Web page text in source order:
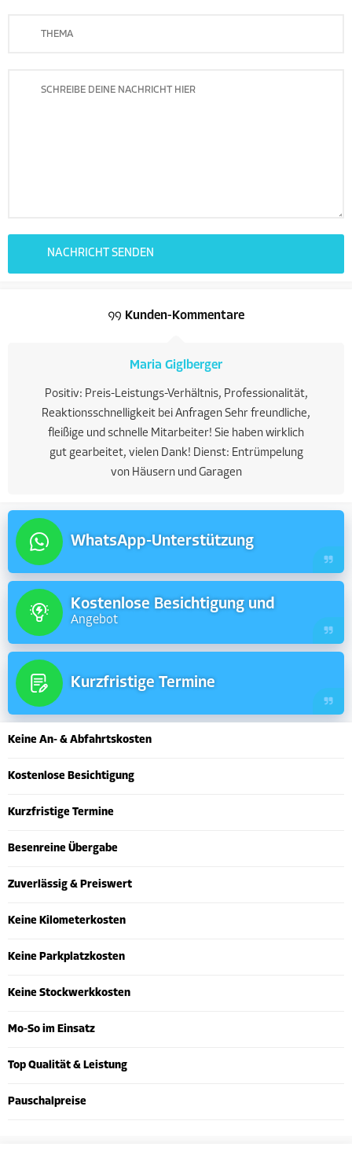
Kunden-Kommentare
Maria Giglberger
Positiv: Preis-Leistungs-Verhältnis, Professionalität,
Reaktionsschnelligkeit bei Anfragen Sehr freundliche,
fleißige und schnelle Mitarbeiter! Sie haben wirklich
gut gearbeitet, vielen Dank! Dienst: Entrümpelung
von Häusern und Garagen
WhatsApp-Unterstützung
Kostenlose Besichtigung und
Angebot
Kurzfristige Termine
Keine An- & Abfahrtskosten
Kostenlose Besichtigung
Kurzfristige Termine
Besenreine Übergabe
Zuverlässig & Preiswert
Keine Kilometerkosten
Keine Parkplatzkosten
Keine Stockwerkkosten
Mo-So im Einsatz
Top Qualität & Leistung
Pauschalpreise